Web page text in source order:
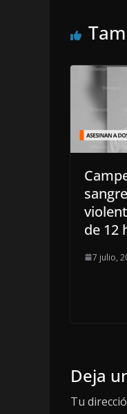
de 12
7 julio,
Deja
Tu